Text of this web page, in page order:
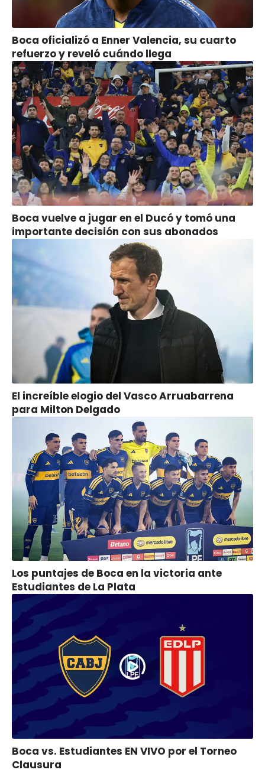
Boca oficializó a Enner Valencia, su cuarto
refuerzo y reveló cuándo llega
Boca vuelve a jugar en el Ducó y tomó una
importante decisión con sus abonados
El increíble elogio del Vasco Arruabarrena
para Milton Delgado
Los puntajes de Boca en la victoria ante
Estudiantes de La Plata
Boca vs. Estudiantes EN VIVO por el Torneo
Clausura